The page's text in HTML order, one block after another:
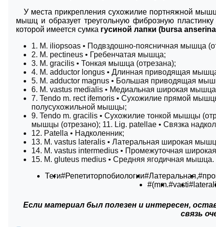
У места прикрепления сухожилие портняжной
мышц и образует треугольную фиброзную
которой имеется сумка гусиной лапки (bursa
1. М. iliopsoas • Подвздошно-поясничная мышца
2. М. pectineus • Гребенчатая мышца;
3. М. gracilis • Тонкая мышца (отрезана);
4. М. adductor longus • Длинная приводящая
5. М. adductor magnus • Большая приводящая
6. М. vastus medialis • Медиальная широкая
7. Tendo m. rect ifemoris • Сухожилие прямой
полусухожильной мышцы;
9. Tendo m. gracilis • Сухожилие тонкой мышцы
мышцы (отрезано); 11. Lig. patellae • Связка
12. Patella • Надколенник;
13. М. vastus lateralis • Латеральная широкая
14. М. vastus intermedius • Промежуточная
15. М. gluteus medius • Средняя ягодичная мышца.
Теги#Репетиторпобиологии#Латеральная,
#(mm.#vasti
Если материал был полезен и интересен,
связь